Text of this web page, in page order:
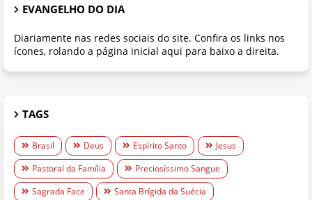
EVANGELHO DO DIA
Diariamente nas redes sociais do site. Confira os links nos
ícones, rolando a página inicial aqui para baixo a direita.
TAGS
Brasil Deus Espírito Santo
Jesus
Pastoral da Família
Preciosíssimo Sangue
Sagrada Face
Santa Brígida da Suécia